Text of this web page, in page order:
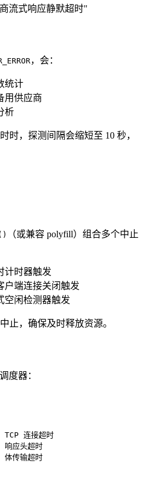
流式响应静默超时"
，会：
统计
用供应商
析
时，探测间隔会缩短至 10 秒，
（或兼容 polyfill）组合多个中止
计时器触发
户端连接关闭触发
空闲检测器触发
止，确保及时释放资源。
度器：
连接超时
应头超时
传输超时